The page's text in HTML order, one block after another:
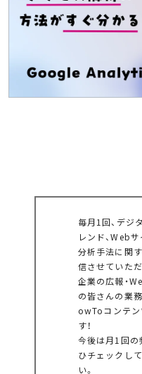
毎月1回、デジ
レンド、Web
分析手法に関
信させていただ
企業の広報・
の皆さんの業
owToコンテン
す！
今後は月1回の
ひチェックし
い。